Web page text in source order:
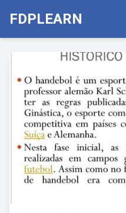
FDPLEARN